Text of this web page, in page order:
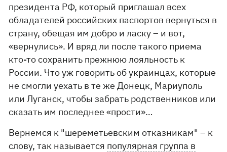
президента РФ, который приглашал всех
обладателей российских паспортов вернуться в
страну, обещая им добро и ласку – и вот,
«вернулись». И вряд ли после такого приема
кто-то сохранить прежнюю лояльность к
России. Что уж говорить об украинцах, которые
не смогли уехать в те же Донецк, Мариуполь
или Луганск, чтобы забрать родственников или
сказать им последнее «прости»…
Вернемся к "шереметьевским отказникам" – к
слову, так называется популярная группа в